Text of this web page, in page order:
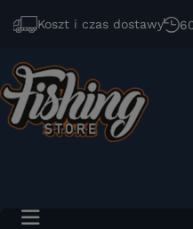
Koszt i czas dostawy